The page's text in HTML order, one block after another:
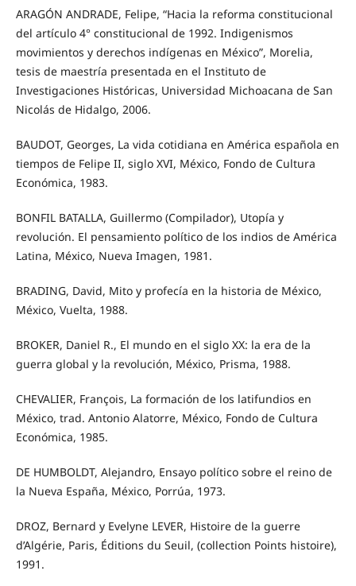
ARAGÓN ANDRADE, Felipe, “Hacia la reforma constitucional
del artículo 4° constitucional de 1992. Indigenismos
movimientos y derechos indígenas en México”, Morelia,
tesis de maestría presentada en el Instituto de
Investigaciones Históricas, Universidad Michoacana de San
Nicolás de Hidalgo, 2006.
BAUDOT, Georges, La vida cotidiana en América española en
tiempos de Felipe II, siglo XVI, México, Fondo de Cultura
Económica, 1983.
BONFIL BATALLA, Guillermo (Compilador), Utopía y
revolución. El pensamiento político de los indios de América
Latina, México, Nueva Imagen, 1981.
BRADING, David, Mito y profecía en la historia de México,
México, Vuelta, 1988.
BROKER, Daniel R., El mundo en el siglo XX: la era de la
guerra global y la revolución, México, Prisma, 1988.
CHEVALIER, François, La formación de los latifundios en
México, trad. Antonio Alatorre, México, Fondo de Cultura
Económica, 1985.
DE HUMBOLDT, Alejandro, Ensayo político sobre el reino de
la Nueva España, México, Porrúa, 1973.
DROZ, Bernard y Evelyne LEVER, Histoire de la guerre
d’Algérie, Paris, Éditions du Seuil, (collection Points histoire),
1991.